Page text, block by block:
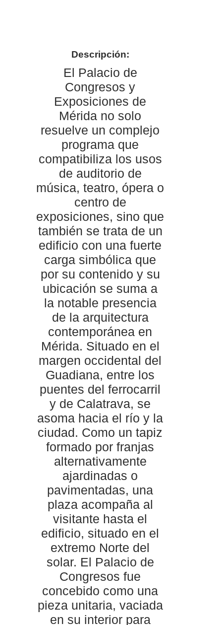
Descripción:
El Palacio de
Congresos y
Exposiciones de
Mérida no solo
resuelve un complejo
programa que
compatibiliza los usos
de auditorio de
música, teatro, ópera o
centro de
exposiciones, sino que
también se trata de un
edificio con una fuerte
carga simbólica que
por su contenido y su
ubicación se suma a
la notable presencia
de la arquitectura
contemporánea en
Mérida. Situado en el
margen occidental del
Guadiana, entre los
puentes del ferrocarril
y de Calatrava, se
asoma hacia el río y la
ciudad. Como un tapiz
formado por franjas
alternativamente
ajardinadas o
pavimentadas, una
plaza acompaña al
visitante hasta el
edificio, situado en el
extremo Norte del
solar. El Palacio de
Congresos fue
concebido como una
pieza unitaria, vaciada
en su interior para